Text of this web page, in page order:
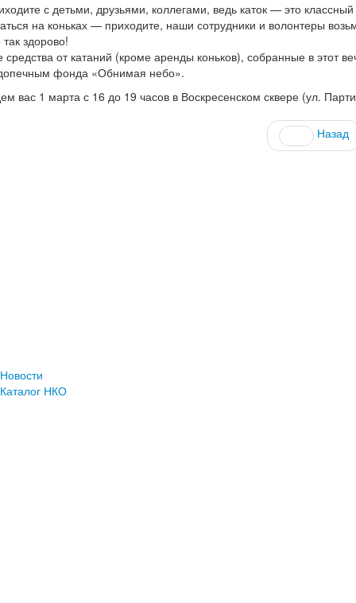
с детьми, друзьями, коллегами, ведь каток — это
на коньках — приходите, наши сотрудники и волонтеры
так здорово!
средства от катаний (кроме аренды коньков), собранные в
фонда «Обнимая небо».
вас 1 марта с 16 до 19 часов в Воскресенском сквере (ул.
Назад
Новости
Каталог НКО